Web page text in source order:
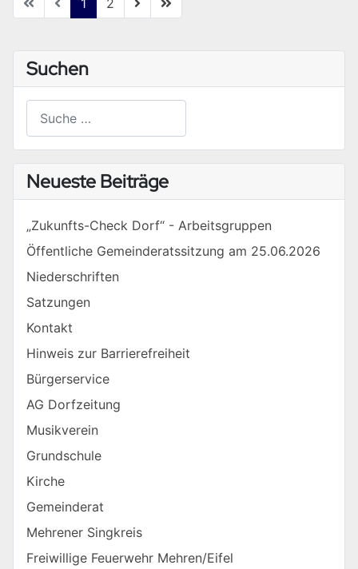
1 2
Suchen
Neueste Beiträge
„Zukunfts-Check Dorf“ - Arbeitsgruppen
Öffentliche Gemeinderatssitzung am 25.06.2026
Niederschriften
Satzungen
Kontakt
Hinweis zur Barrierefreiheit
Bürgerservice
AG Dorfzeitung
Musikverein
Grundschule
Kirche
Gemeinderat
Mehrener Singkreis
Freiwillige Feuerwehr Mehren/Eifel